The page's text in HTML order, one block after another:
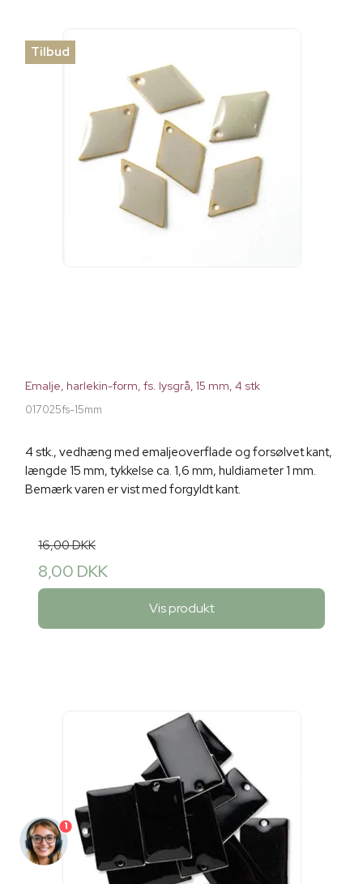
Tilbud
Emalje, harlekin-form, fs. lysgrå, 15 mm, 4 stk
017025fs-15mm
4 stk., vedhæng med emaljeoverflade og forsølvet kant,
længde 15 mm, tykkelse ca. 1,6 mm, huldiameter 1 mm.
Bemærk varen er vist med forgyldt kant.
16,00 DKK
8,00 DKK
Vis produkt
1